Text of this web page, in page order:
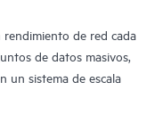
rendimiento de red cada
de datos masivos,
un sistema de escala